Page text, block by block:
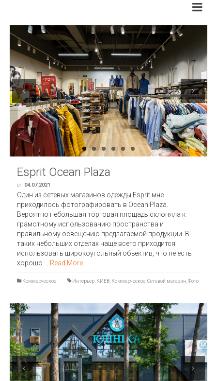
Previous Next
Esprit Ocean Plaza
on 04.07.2021
Один из сетевых магазинов одежды Esprit мне
приходилось фотографировать в Ocean Plaza.
Вероятно небольшая торговая площадь склоняла к
грамотному использованию пространства и
правильному освещению предлагаемой продукции. В
таких небольших отделах чаще всего приходится
использовать широкоугольный объектив, что не есть
хорошо … Read More
Коммерческое Интерьер КИЕВ Коммерческое Сетевой магазин Фото